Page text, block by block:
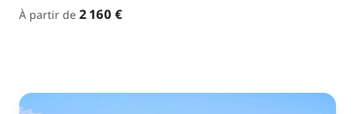
À partir de 2 160 €